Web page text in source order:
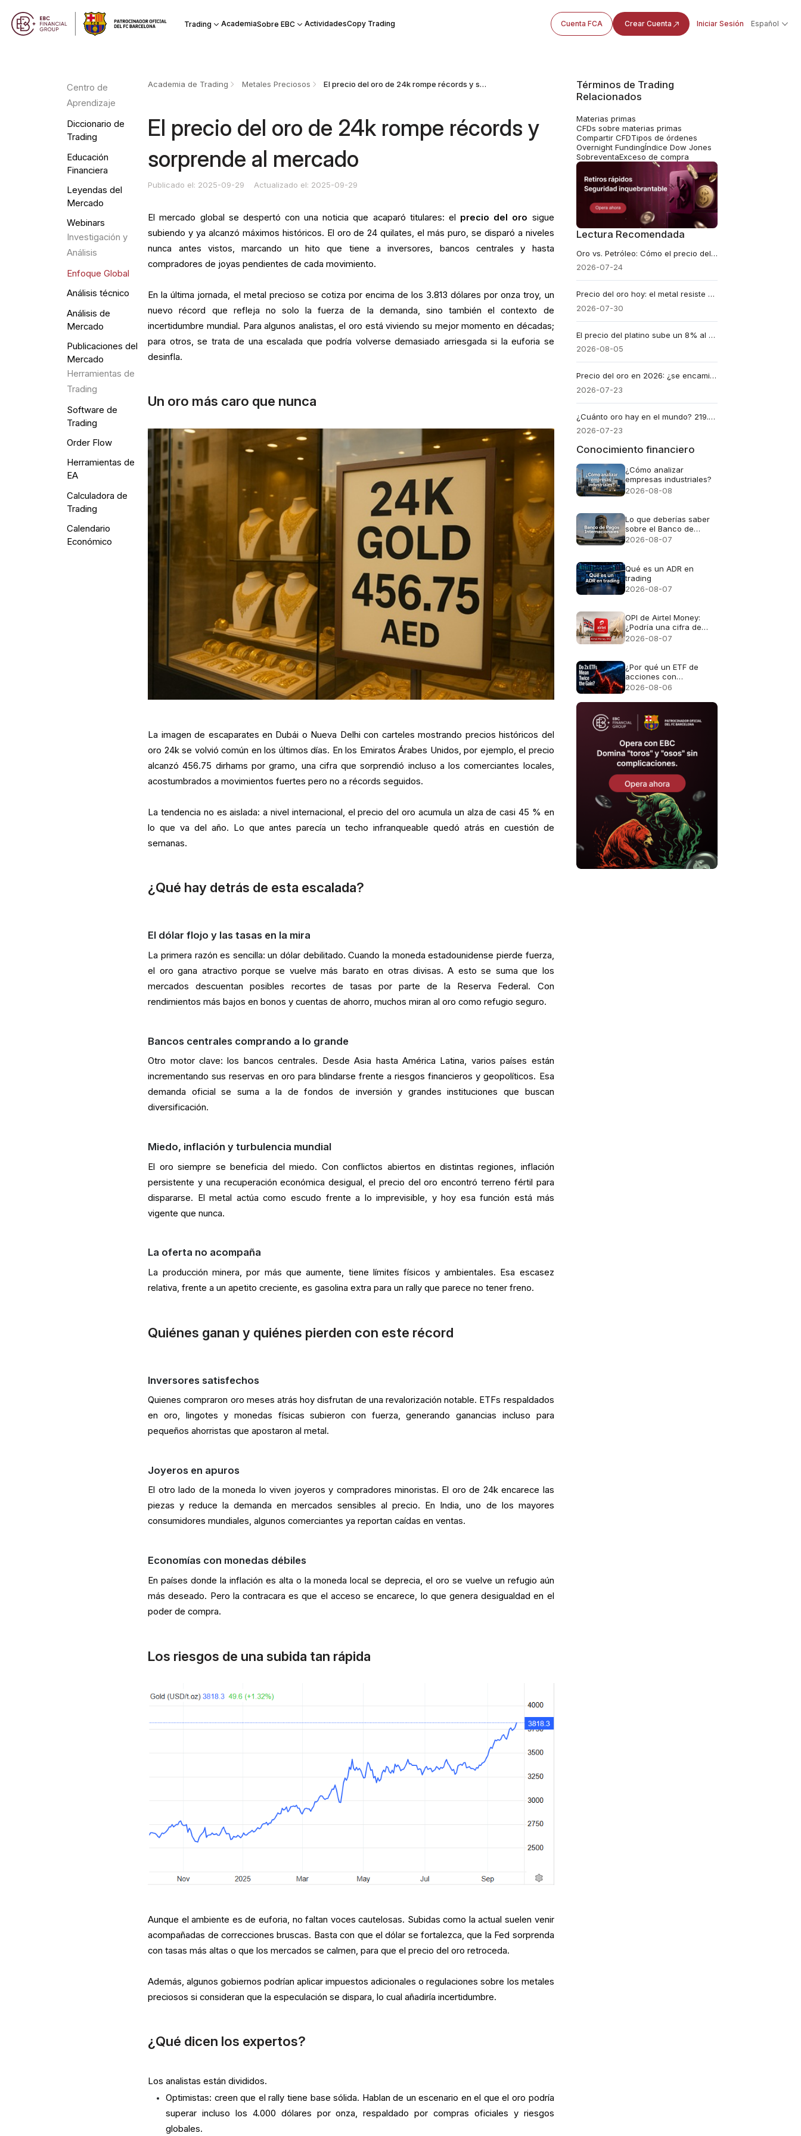
Trading AcademiaSobre EBC ActividadesCopy Trading Cuenta FCA Crear Cuenta Iniciar Sesión Español
Centro de
Aprendizaje
Diccionario de
Trading
Educación
Financiera
Leyendas del
Mercado
Webinars
Investigación y
Análisis
Enfoque Global
Análisis técnico
Análisis de
Mercado
Publicaciones del
Mercado
Herramientas de
Trading
Software de
Trading
Order Flow
Herramientas de
EA
Calculadora de
Trading
Calendario
Económico
Academia de Trading Metales Preciosos El precio del oro de 24k rompe récords y sorprende al mercado
El precio del oro de 24k rompe récords y
sorprende al mercado
Publicado el: 2025-09-29 Actualizado el: 2025-09-29
El mercado global se despertó con una noticia que acaparó titulares: el precio del oro sigue
subiendo y ya alcanzó máximos históricos. El oro de 24 quilates, el más puro, se disparó a niveles
nunca antes vistos, marcando un hito que tiene a inversores, bancos centrales y hasta
compradores de joyas pendientes de cada movimiento.
En la última jornada, el metal precioso se cotiza por encima de los 3.813 dólares por onza troy, un
nuevo récord que refleja no solo la fuerza de la demanda, sino también el contexto de
incertidumbre mundial. Para algunos analistas, el oro está viviendo su mejor momento en décadas;
para otros, se trata de una escalada que podría volverse demasiado arriesgada si la euforia se
desinfla.
Un oro más caro que nunca
La imagen de escaparates en Dubái o Nueva Delhi con carteles mostrando precios históricos del
oro 24k se volvió común en los últimos días. En los Emiratos Árabes Unidos, por ejemplo, el precio
alcanzó 456.75 dirhams por gramo, una cifra que sorprendió incluso a los comerciantes locales,
acostumbrados a movimientos fuertes pero no a récords seguidos.
La tendencia no es aislada: a nivel internacional, el precio del oro acumula un alza de casi 45 % en
lo que va del año. Lo que antes parecía un techo infranqueable quedó atrás en cuestión de
semanas.
¿Qué hay detrás de esta escalada?
El dólar flojo y las tasas en la mira
La primera razón es sencilla: un dólar debilitado. Cuando la moneda estadounidense pierde fuerza,
el oro gana atractivo porque se vuelve más barato en otras divisas. A esto se suma que los
mercados descuentan posibles recortes de tasas por parte de la Reserva Federal. Con
rendimientos más bajos en bonos y cuentas de ahorro, muchos miran al oro como refugio seguro.
Bancos centrales comprando a lo grande
Otro motor clave: los bancos centrales. Desde Asia hasta América Latina, varios países están
incrementando sus reservas en oro para blindarse frente a riesgos financieros y geopolíticos. Esa
demanda oficial se suma a la de fondos de inversión y grandes instituciones que buscan
diversificación.
Miedo, inflación y turbulencia mundial
El oro siempre se beneficia del miedo. Con conflictos abiertos en distintas regiones, inflación
persistente y una recuperación económica desigual, el precio del oro encontró terreno fértil para
dispararse. El metal actúa como escudo frente a lo imprevisible, y hoy esa función está más
vigente que nunca.
La oferta no acompaña
La producción minera, por más que aumente, tiene límites físicos y ambientales. Esa escasez
relativa, frente a un apetito creciente, es gasolina extra para un rally que parece no tener freno.
Quiénes ganan y quiénes pierden con este récord
Inversores satisfechos
Quienes compraron oro meses atrás hoy disfrutan de una revalorización notable. ETFs respaldados
en oro, lingotes y monedas físicas subieron con fuerza, generando ganancias incluso para
pequeños ahorristas que apostaron al metal.
Joyeros en apuros
El otro lado de la moneda lo viven joyeros y compradores minoristas. El oro de 24k encarece las
piezas y reduce la demanda en mercados sensibles al precio. En India, uno de los mayores
consumidores mundiales, algunos comerciantes ya reportan caídas en ventas.
Economías con monedas débiles
En países donde la inflación es alta o la moneda local se deprecia, el oro se vuelve un refugio aún
más deseado. Pero la contracara es que el acceso se encarece, lo que genera desigualdad en el
poder de compra.
Los riesgos de una subida tan rápida
Aunque el ambiente es de euforia, no faltan voces cautelosas. Subidas como la actual suelen venir
acompañadas de correcciones bruscas. Basta con que el dólar se fortalezca, que la Fed sorprenda
con tasas más altas o que los mercados se calmen, para que el precio del oro retroceda.
Además, algunos gobiernos podrían aplicar impuestos adicionales o regulaciones sobre los metales
preciosos si consideran que la especulación se dispara, lo cual añadiría incertidumbre.
¿Qué dicen los expertos?
Los analistas están divididos.
Optimistas: creen que el rally tiene base sólida. Hablan de un escenario en el que el oro podría
superar incluso los 4.000 dólares por onza, respaldado por compras oficiales y riesgos
globales.
Términos de Trading
Relacionados
Materias primas
CFDs sobre materias primas
Compartir CFDTipos de órdenes
Overnight FundingÍndice Dow Jones
SobreventaExceso de compra
Lectura Recomendada
Oro vs. Petróleo: Cómo el precio del petróleo a 100 dólares impulsó rendimientos y provocó una caída del oro
2026-07-24
Precio del oro hoy: el metal resiste en $4.100 tras la pausa de la Fed
2026-07-30
El precio del platino sube un 8% al volver a centrarse la atención en el déficit de suministro previsto para 2026.
2026-08-05
Precio del oro en 2026: ¿se encamina hacia nuevos récords históricos?
2026-07-23
¿Cuánto oro hay en el mundo? 219.891 toneladas, menos de 1 onza por persona
2026-07-23
Conocimiento financiero
¿Cómo analizar
empresas industriales?
2026-08-08
Lo que deberías saber
sobre el Banco de
Pagos Internacionales
2026-08-07
Qué es un ADR en
trading
2026-08-07
OPI de Airtel Money:
¿Podría una cifra de
$10.000M convertirla en
2026-08-07
¿Por qué un ETF de
acciones con
apalancamiento 2x no
rentabilidad?
2026-08-06